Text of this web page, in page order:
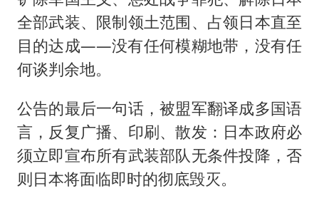
全部武装、限制领土范围、占领日本直至
目的达成——没有任何模糊地带，没有任
何谈判余地。
公告的最后一句话，被盟军翻译成多国语
言，反复广播、印刷、散发：日本政府必
须立即宣布所有武装部队无条件投降，否
则日本将面临即时的彻底毁灭。